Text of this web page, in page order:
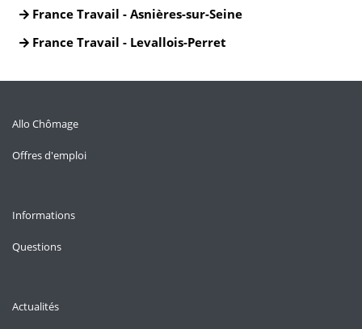
France Travail - Asnières-sur-Seine
France Travail - Levallois-Perret
Allo Chômage
Offres d'emploi
Informations
Questions
Actualités